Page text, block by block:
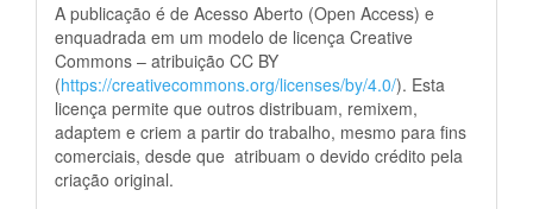
A publicação é de Acesso Aberto (Open Access) e
enquadrada em um modelo de licença Creative
Commons – atribuição CC BY
(https://creativecommons.org/licenses/by/4.0/). Esta
licença permite que outros distribuam, remixem,
adaptem e criem a partir do trabalho, mesmo para fins
comerciais, desde que atribuam o devido crédito pela
criação original.